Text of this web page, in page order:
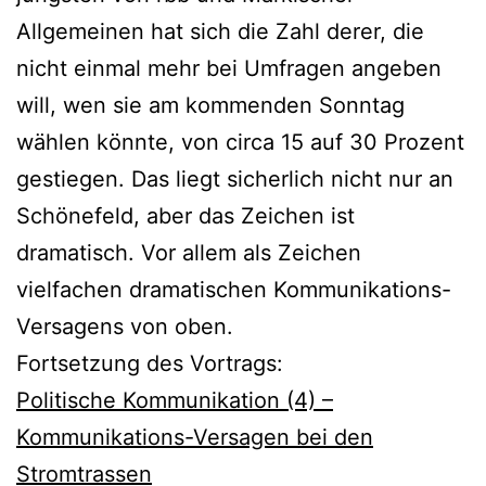
Allgemeinen hat sich die Zahl derer, die
nicht einmal mehr bei Umfragen angeben
will, wen sie am kommenden Sonntag
wählen könnte, von circa 15 auf 30 Prozent
gestiegen. Das liegt sicherlich nicht nur an
Schönefeld, aber das Zeichen ist
dramatisch. Vor allem als Zeichen
vielfachen dramatischen Kommunikations-
Versagens von oben.
Fortsetzung des Vortrags:
Politische Kommunikation (4) –
Kommunikations-Versagen bei den
Stromtrassen